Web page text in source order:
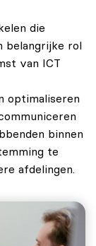
die
belangrijke rol
van ICT
optimaliseren
binnen
te
afdelingen.